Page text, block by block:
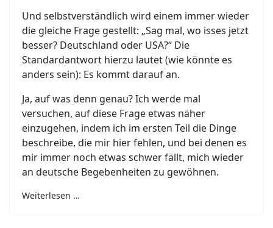
Und selbstverständlich wird einem immer wieder
die gleiche Frage gestellt: „Sag mal, wo isses jetzt
besser? Deutschland oder USA?“ Die
Standardantwort hierzu lautet (wie könnte es
anders sein): Es kommt darauf an.
Ja, auf was denn genau? Ich werde mal
versuchen, auf diese Frage etwas näher
einzugehen, indem ich im ersten Teil die Dinge
beschreibe, die mir hier fehlen, und bei denen es
mir immer noch etwas schwer fällt, mich wieder
an deutsche Begebenheiten zu gewöhnen.
Weiterlesen …